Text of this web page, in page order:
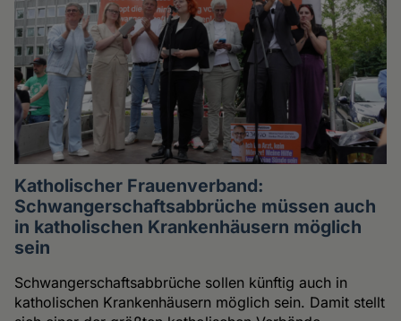
Katholischer Frauenverband:
Schwangerschaftsabbrüche müssen auch
in katholischen Krankenhäusern möglich
sein
Schwangerschaftsabbrüche sollen künftig auch in
katholischen Krankenhäusern möglich sein. Damit stellt